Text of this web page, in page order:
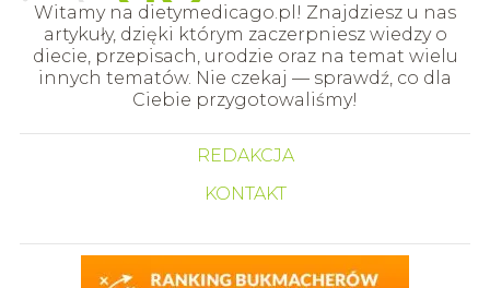
Witamy na dietymedicago.pl! Znajdziesz u nas
artykuły, dzięki którym zaczerpniesz wiedzy o
diecie, przepisach, urodzie oraz na temat wielu
innych tematów. Nie czekaj — sprawdź, co dla
Ciebie przygotowaliśmy!
REDAKCJA
KONTAKT